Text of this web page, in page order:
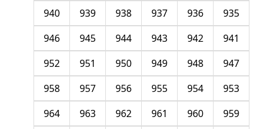
935
936
937
938
939
940
941
942
943
944
945
946
947
948
949
950
951
952
953
954
955
956
957
958
959
960
961
962
963
964